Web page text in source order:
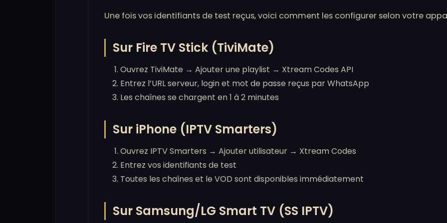
Une fois vos identifiants de test reçus, voici comment les configurer selon votre
Sur Fire TV Stick (TiviMate)
Ouvrez TiviMate → Ajouter une playlist → Xtream Codes API
Entrez l’URL serveur, login et mot de passe reçus par WhatsApp
Les chaînes se chargent en 1 à 2 minutes
Sur iPhone (IPTV Smarters)
Ouvrez IPTV Smarters → Ajouter utilisateur → Xtream Codes
Entrez vos identifiants de test
Toutes les chaînes et le VOD sont disponibles immédiatement
Sur Samsung/LG Smart TV (SS IPTV)